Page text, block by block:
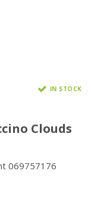
IN STOCK
Clouds
069757176